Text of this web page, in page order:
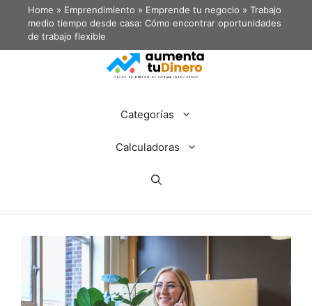
Home » Emprendimiento » Emprende tu negocio » Trabajo
medio tiempo desde casa: Cómo encontrar oportunidades
de trabajo flexible
Categorías
Calculadoras